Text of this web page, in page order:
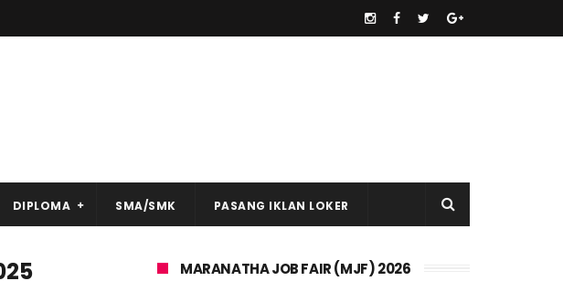
DIPLOMA SMA/SMK PASANG IKLAN LOKER
MARANATHA JOB FAIR (MJF) 2026